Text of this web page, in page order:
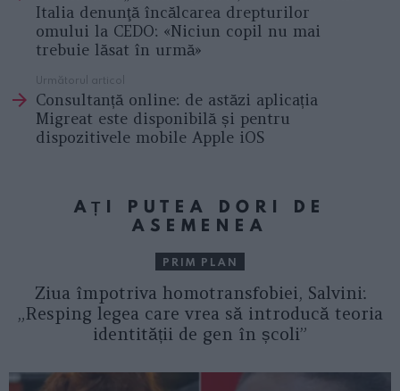
Italia denunţă încălcarea drepturilor
omului la CEDO: «Niciun copil nu mai
trebuie lăsat în urmă»
Următorul articol
Consultanță online: de astăzi aplicația
Migreat este disponibilă și pentru
dispozitivele mobile Apple iOS
AȚI PUTEA DORI DE
ASEMENEA
PRIM PLAN
Ziua împotriva homotransfobiei, Salvini:
„Resping legea care vrea să introducă teoria
identității de gen în școli”